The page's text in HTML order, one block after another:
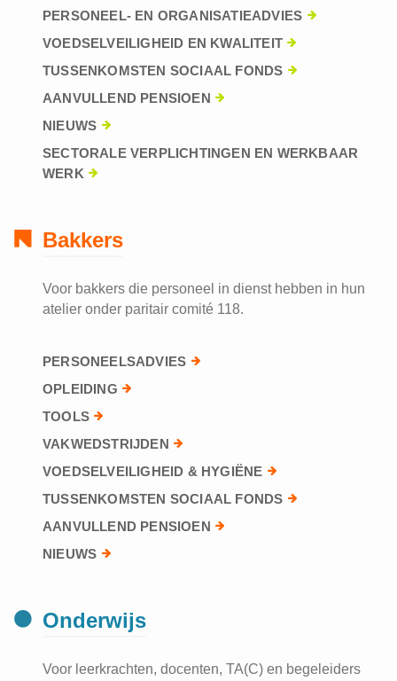
PERSONEEL- EN ORGANISATIEADVIES
VOEDSELVEILIGHEID EN KWALITEIT
TUSSENKOMSTEN SOCIAAL FONDS
AANVULLEND PENSIOEN
NIEUWS
SECTORALE VERPLICHTINGEN EN WERKBAAR
WERK
Bakkers
Voor bakkers die personeel in dienst hebben in hun
atelier onder paritair comité 118.
PERSONEELSADVIES
OPLEIDING
TOOLS
VAKWEDSTRIJDEN
VOEDSELVEILIGHEID & HYGIËNE
TUSSENKOMSTEN SOCIAAL FONDS
AANVULLEND PENSIOEN
NIEUWS
Onderwijs
Voor leerkrachten, docenten, TA(C) en begeleiders